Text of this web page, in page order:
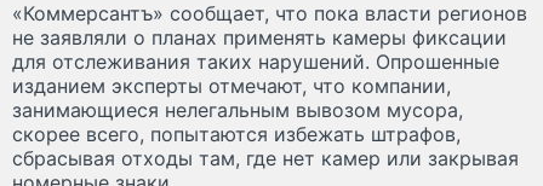
«Коммерсантъ» сообщает, что пока власти регионов
не заявляли о планах применять камеры фиксации
для отслеживания таких нарушений. Опрошенные
изданием эксперты отмечают, что компании,
занимающиеся нелегальным вывозом мусора,
скорее всего, попытаются избежать штрафов,
сбрасывая отходы там, где нет камер или закрывая